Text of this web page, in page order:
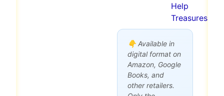
Help
Treasures
👇 Available in
digital format on
Amazon, Google
Books, and
other retailers.